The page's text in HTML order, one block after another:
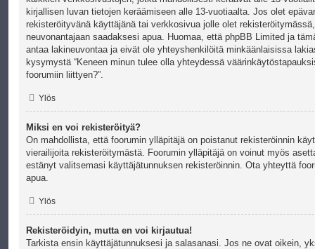
kirjallisen luvan tietojen keräämiseen alle 13-vuotiaalta. Jos olet
rekisteröityvänä käyttäjänä tai verkkosivua jolle olet
neuvonantajaan saadaksesi apua. Huomaa, että phpBB Limited ja
antaa lakineuvontaa ja eivät ole yhteyshenkilöitä minkäänlaisissa
kysymystä “Keneen minun tulee olla yhteydessä
foorumiin liittyen?”.
Ylös
Miksi en voi rekisteröityä?
On mahdollista, että foorumin ylläpitäjä on poistanut rekisteröinnin
vierailijoita rekisteröitymästä. Foorumin ylläpitäjä on voinut myös
estänyt valitsemasi käyttäjätunnuksen rekisteröinnin. Ota yhteyttä
apua.
Ylös
Rekisteröidyin, mutta en voi kirjautua!
Tarkista ensin käyttäjätunnuksesi ja salasanasi. Jos ne ovat oikein,